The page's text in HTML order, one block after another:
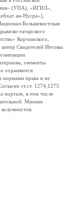
(УПА), «ИГИЛ»,
ан-Нусра»),
Большевистская
татарского
Корчинского,
центр Свидетелей Иеговы
элементы
охраняются
нормами права и не
ст.ст. 1274,1275
портале, в том числе
Мнение